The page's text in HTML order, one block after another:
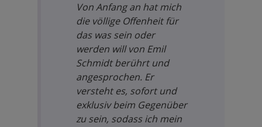
Von Anfang an hat mich
die völlige Offenheit für
das was sein oder
werden will von Emil
Schmidt berührt und
angesprochen. Er
versteht es, sofort und
exklusiv beim Gegenüber
zu sein, sodass ich mein